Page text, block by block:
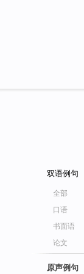
双语例句
全部
口语
书面语
论文
原声例句